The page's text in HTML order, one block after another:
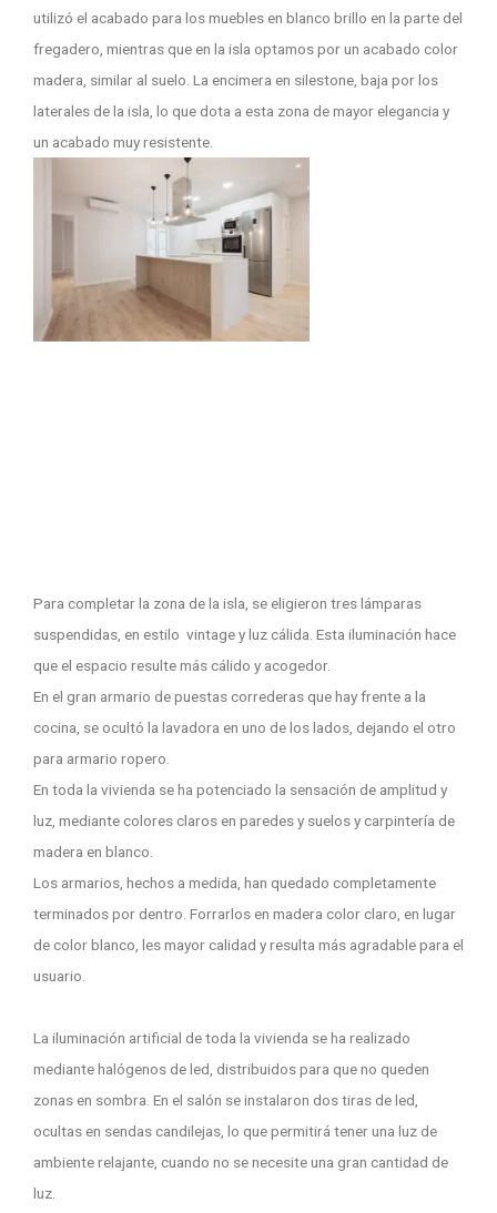
utilizó el acabado para los muebles en blanco brillo en la parte del
fregadero, mientras que en la isla optamos por un acabado color
madera, similar al suelo. La encimera en silestone, baja por los
laterales de la isla, lo que dota a esta zona de mayor elegancia y
un acabado muy resistente.
Para completar la zona de la isla, se eligieron tres lámparas
suspendidas, en estilo vintage y luz cálida. Esta iluminación hace
que el espacio resulte más cálido y acogedor.
En el gran armario de puestas correderas que hay frente a la
cocina, se ocultó la lavadora en uno de los lados, dejando el otro
para armario ropero.
En toda la vivienda se ha potenciado la sensación de amplitud y
luz, mediante colores claros en paredes y suelos y carpintería de
madera en blanco.
Los armarios, hechos a medida, han quedado completamente
terminados por dentro. Forrarlos en madera color claro, en lugar
de color blanco, les mayor calidad y resulta más agradable para el
usuario.
La iluminación artificial de toda la vivienda se ha realizado
mediante halógenos de led, distribuidos para que no queden
zonas en sombra. En el salón se instalaron dos tiras de led,
ocultas en sendas candilejas, lo que permitirá tener una luz de
ambiente relajante, cuando no se necesite una gran cantidad de
luz.